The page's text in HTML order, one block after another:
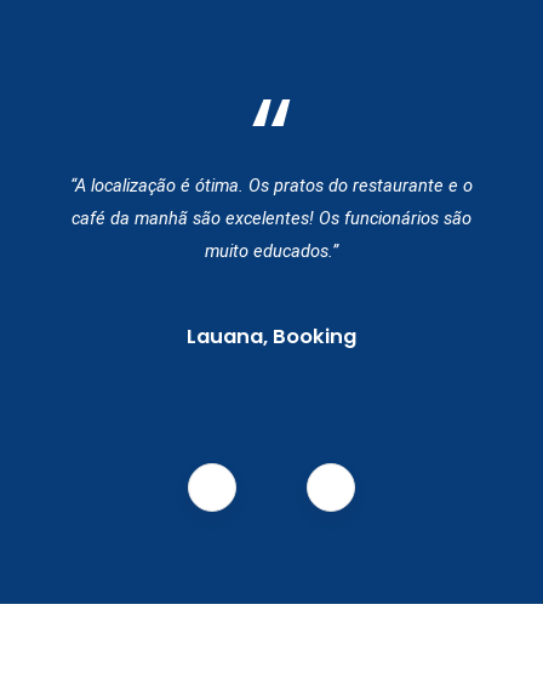
“
“A localização é ótima. Os pratos do restaurante e o
café da manhã são excelentes! Os funcionários são
muito educados.”
Lauana, Booking